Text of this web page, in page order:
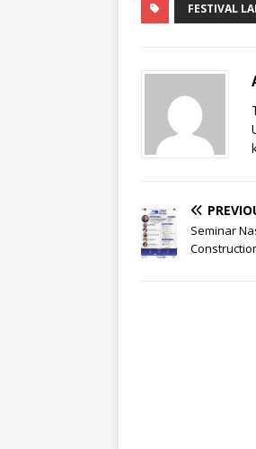
FESTIVAL
Seminar